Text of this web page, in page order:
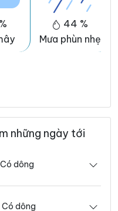
44 %
Mưa phùn nhẹ
những ngày tới
Có dông
Có dông